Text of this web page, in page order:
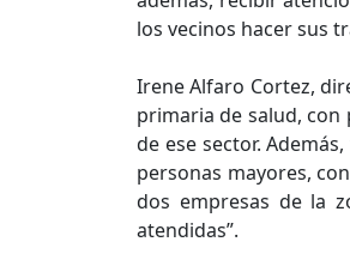
los vecinos hacer sus
Irene Alfaro Cortez,
primaria de salud, con
de ese sector.
personas mayores,
dos empresas de la
atendidas”.